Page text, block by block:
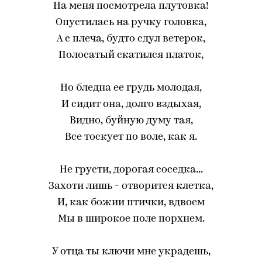
На меня посмотрела плутовка!
Опустилась на ручку головка,
А с плеча, будто сдул ветерок,
Полосатый скатился платок,
Но бледна ее грудь молодая,
И сидит она, долго вздыхая,
Видно, буйную думу тая,
Все тоскует по воле, как я.
Не грусти, дорогая соседка...
Захоти лишь - отворится клетка,
И, как божии птички, вдвоем
Мы в широкое поле порхнем.
У отца ты ключи мне украдешь,